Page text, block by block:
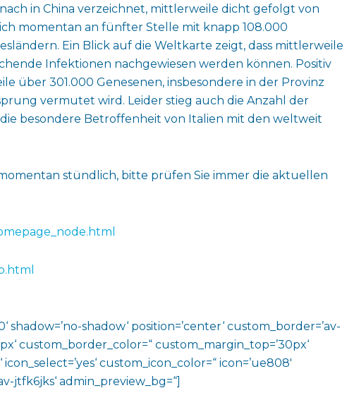
in China verzeichnet, mittlerweile dicht gefolgt von
momentan an fünfter Stelle mit knapp 108.000
Ein Blick auf die Weltkarte zeigt, dass mittlerweile
Infektionen nachgewiesen werden können. Positiv
über 301.000 Genesenen, insbesondere in der Provinz
vermutet wird. Leider stieg auch die Anzahl der
besondere Betroffenheit von Italien mit den weltweit
stündlich, bitte prüfen Sie immer die aktuellen
shadow=’no-shadow‘ position=’center‘ custom_border=’av-
custom_border_color=“ custom_margin_top=’30px‘
custom_icon_color=“ icon=’ue808′
jtfk6jks‘ admin_preview_bg=“]